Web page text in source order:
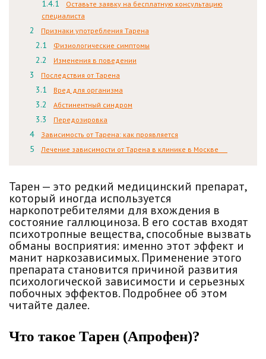
Оставьте заявку на бесплатную консультацию
специалиста
Признаки употребления Тарена
Физиологические симптомы
Изменения в поведении
Последствия от Тарена
Вред для организма
Абстинентный синдром
Передозировка
Зависимость от Тарена: как проявляется
Лечение зависимости от Тарена в клинике в Москве
Тарен — это редкий медицинский препарат,
который иногда используется
наркопотребителями для вхождения в
состояние галлюциноза. В его состав входят
психотропные вещества, способные вызвать
обманы восприятия: именно этот эффект и
манит наркозависимых. Применение этого
препарата становится причиной развития
психологической зависимости и серьезных
побочных эффектов. Подробнее об этом
читайте далее.
Что такое Тарен (Апрофен)?